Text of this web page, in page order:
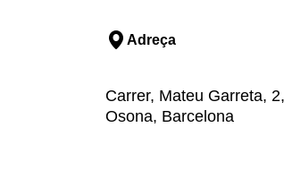
Adreça
Carrer, Mateu Garreta,
Osona, Barcelona